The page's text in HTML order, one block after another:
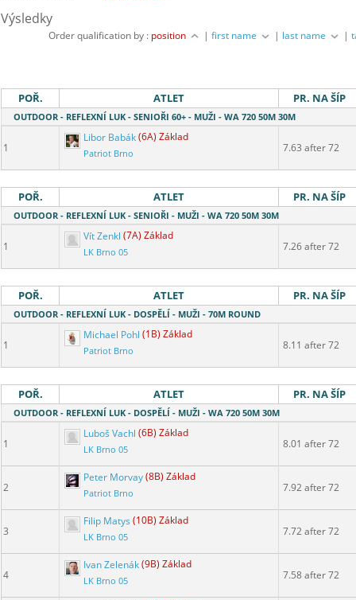
Výsledky
Order qualification by : position |first name | last name |
POŘ. ATLET PR. NA ŠÍP
OUTDOOR - REFLEXNÍ LUK - SENIOŘI 60+ - MUŽI - WA 720 50M 30M
1
Libor Babák(6A) Základ
Patriot Brno 7.63 after 72
POŘ. ATLET PR. NA ŠÍP
OUTDOOR - REFLEXNÍ LUK - SENIOŘI - MUŽI - WA 720 50M 30M
1
Vít Zenkl (7A) Základ
LK Brno 05 7.26 after 72
POŘ. ATLET PR. NA ŠÍP
OUTDOOR - REFLEXNÍ LUK - DOSPĚLÍ - MUŽI - 70M ROUND
1
Michael Pohl (1B) Základ
Patriot Brno 8.11 after 72
POŘ. ATLET PR. NA ŠÍP
OUTDOOR - REFLEXNÍ LUK - DOSPĚLÍ - MUŽI - WA 720 50M 30M
1
Luboš Vachl (6B) Základ
LK Brno 05 8.01 after 72
2
Peter Morvay(8B) Základ
Patriot Brno 7.92 after 72
3
Filip Matys (10B) Základ
LK Brno 05 7.72 after 72
4
Ivan Zelenák(9B) Základ
LK Brno 05 7.58 after 72